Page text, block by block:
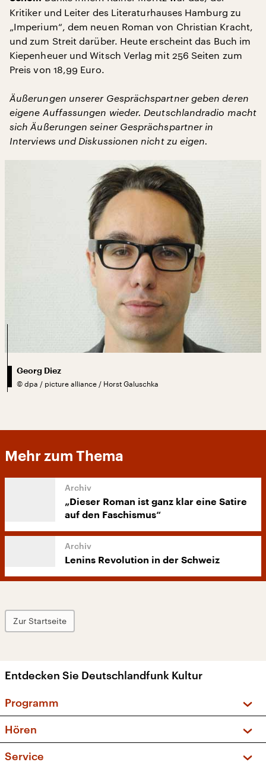
Kritiker und Leiter des Literaturhauses Hamburg zu
„Imperium“, dem neuen Roman von Christian Kracht,
und zum Streit darüber. Heute erscheint das Buch im
Kiepenheuer und Witsch Verlag mit 256 Seiten zum
Preis von 18,99 Euro.
Äußerungen unserer Gesprächspartner geben deren
eigene Auffassungen wieder. Deutschlandradio macht
sich Äußerungen seiner Gesprächspartner in
Interviews und Diskussionen nicht zu eigen.
Georg Diez
© dpa / picture alliance / Horst Galuschka
Mehr zum Thema
„Dieser Roman ist ganz klar eine Satire
auf den Faschismus“
Lenins Revolution in der Schweiz
Zur Startseite
Entdecken Sie Deutschlandfunk Kultur
Programm
Sendungen und Podcasts
Hören
Service